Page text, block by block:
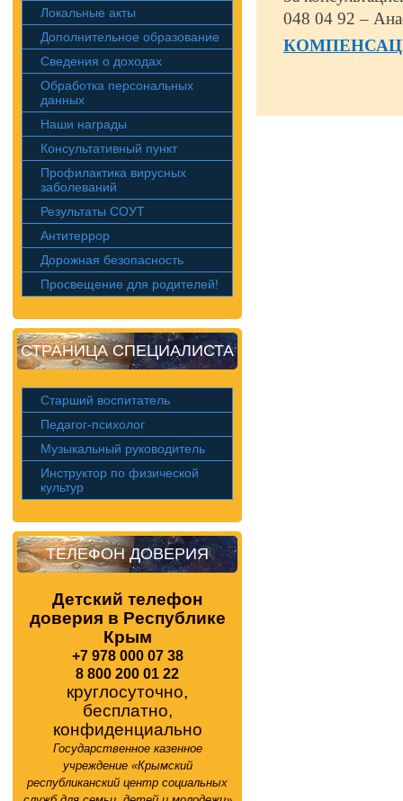
Локальные акты
Дополнительное образование
Сведения о доходах
Обработка персональных
данных
Наши награды
Консультативный пункт
Профилактика вирусных
заболеваний
Результаты СОУТ
Антитеррор
Дорожная безопасность
Просвещение для родителей!
СТРАНИЦА СПЕЦИАЛИСТА
Старший воспитатель
Педагог-психолог
Музыкальный руководитель
Инструктор по физической
культур
ТЕЛЕФОН ДОВЕРИЯ
Детский телефон
доверия в Республике
Крым
+7 978 000 07 38
8 800 200 01 22
круглосуточно,
бесплатно,
конфиденциально
Государственное казенное
учреждение «Крымский
республиканский центр социальных
048 04 92 –